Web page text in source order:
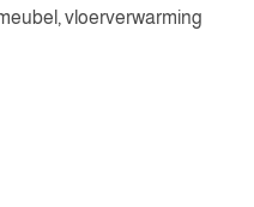
vloerverwarming